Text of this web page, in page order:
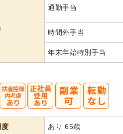
通勤手当
時間外手当
年末年始特別手当
度 あり 65歳